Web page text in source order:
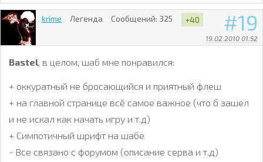
19
19.02.2010 01:52
krime Легенда Сообщений: 325 +40
Bastel, в целом, шаб мне понравился:
+ оккуратный не бросающийся и приятный флеш
+ на главной странице всё самое важное (что б зашел
и не искал как начать игру и т.д)
+ Симпотичный шрифт на шабе
- Все связано с форумом (описание серва и т.д)